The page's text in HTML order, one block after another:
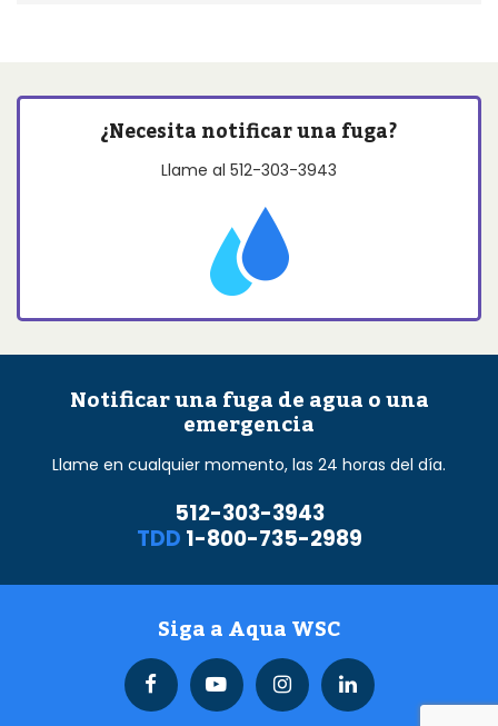
¿Necesita notificar una fuga?
Llame al 512-303-3943
Notificar una fuga de agua o una
emergencia
Llame en cualquier momento, las 24 horas del día.
512-303-3943
TDD 1-800-735-2989
Siga a Aqua WSC